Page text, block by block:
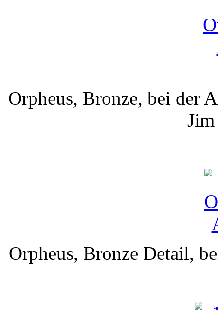
Orpheus, Bronze, bei der
Orpheus, Bronze Detail,